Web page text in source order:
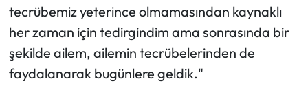
tecrübemiz yeterince olmamasından kaynaklı
her zaman için tedirgindim ama sonrasında bir
şekilde ailem, ailemin tecrübelerinden de
faydalanarak bugünlere geldik."